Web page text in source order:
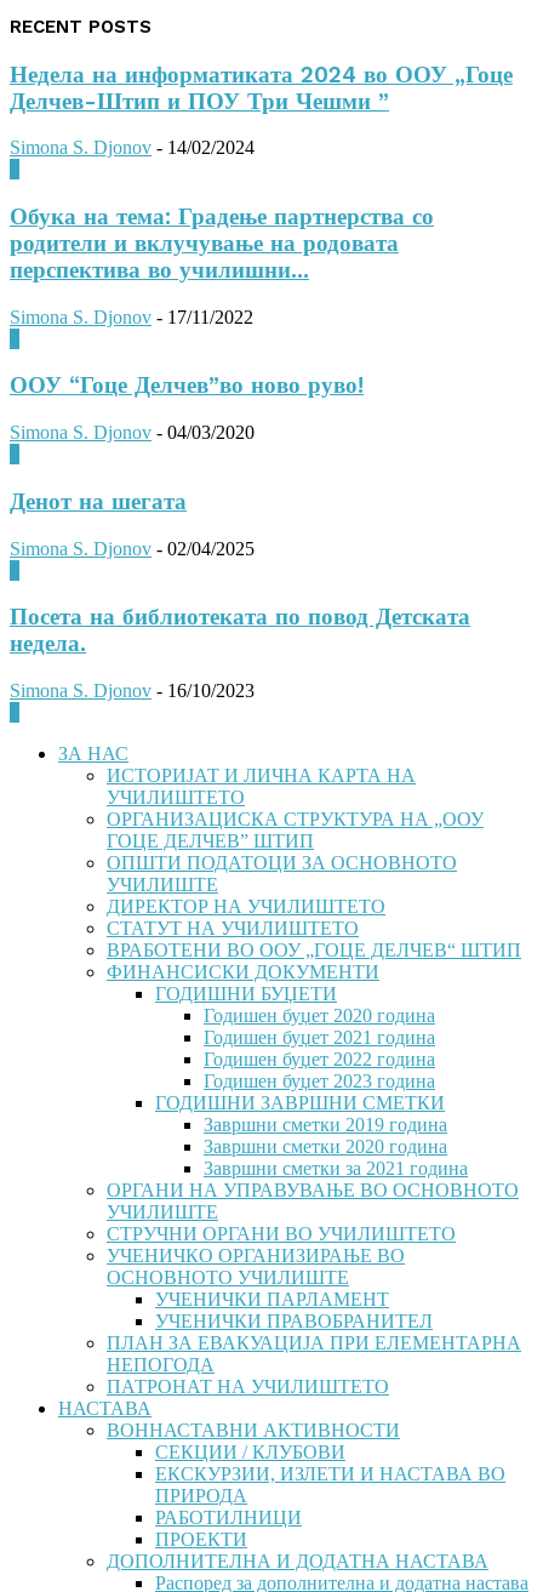
RECENT POSTS
Недела на информатиката 2024 во ООУ „Гоце
Делчев-Штип и ПОУ Три Чешми ”
Simona S. Djonov - 14/02/2024
Обука на тема: Градење партнерства со
родители и вклучување на родовата
перспектива во училишни...
Simona S. Djonov - 17/11/2022
ООУ “Гоце Делчев”во ново руво!
Simona S. Djonov - 04/03/2020
Денот на шегата
Simona S. Djonov - 02/04/2025
Посета на библиотеката по повод Детската
недела.
Simona S. Djonov - 16/10/2023
ЗА НАС
ИСТОРИЈАТ И ЛИЧНА КАРТА НА
УЧИЛИШТЕТО
ОРГАНИЗАЦИСКА СТРУКТУРА НА „ООУ
ГОЦЕ ДЕЛЧЕВ” ШТИП
ОПШТИ ПОДАТОЦИ ЗА ОСНОВНОТО
УЧИЛИШТЕ
ДИРЕКТОР НА УЧИЛИШТЕТО
СТАТУТ НА УЧИЛИШТЕТО
ВРАБОТЕНИ ВО ООУ „ГОЦЕ ДЕЛЧЕВ“ ШТИП
ФИНАНСИСКИ ДОКУМЕНТИ
ГОДИШНИ БУЏЕТИ
Годишен буџет 2020 година
Годишен буџет 2021 година
Годишен буџет 2022 година
Годишен буџет 2023 година
ГОДИШНИ ЗАВРШНИ СМЕТКИ
Завршни сметки 2019 година
Завршни сметки 2020 година
Завршни сметки за 2021 година
ОРГАНИ НА УПРАВУВАЊЕ ВО ОСНОВНОТО
УЧИЛИШТЕ
СТРУЧНИ ОРГАНИ ВО УЧИЛИШТЕТО
УЧЕНИЧКО ОРГАНИЗИРАЊЕ ВО
ОСНОВНОТО УЧИЛИШТЕ
УЧЕНИЧКИ ПАРЛАМЕНТ
УЧЕНИЧКИ ПРАВОБРАНИТЕЛ
ПЛАН ЗА ЕВАКУАЦИЈА ПРИ ЕЛЕМЕНТАРНА
НЕПОГОДА
ПАТРОНАТ НА УЧИЛИШТЕТО
НАСТАВА
ВОННАСТАВНИ АКТИВНОСТИ
СЕКЦИИ / КЛУБОВИ
ЕКСКУРЗИИ, ИЗЛЕТИ И НАСТАВА ВО
ПРИРОДА
РАБОТИЛНИЦИ
ПРОЕКТИ
ДОПОЛНИТЕЛНА И ДОДАТНА НАСТАВА
Распоред за дополнителна и додатна настава